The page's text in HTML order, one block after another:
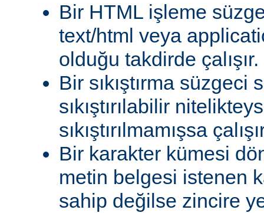
Bir HTML işleme
text/html veya
olduğu takdirde çalışır.
Bir sıkıştırma süzgeci
sıkıştırılabilir
sıkıştırılmamışsa
Bir karakter kümesi
metin belgesi istenen
sahip değilse zincire